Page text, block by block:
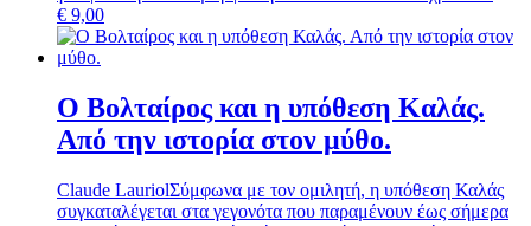
€ 9,00
Ο Βολταίρος και η υπόθεση Καλάς.
Από την ιστορία στον μύθο.
Claude LauriolΣύμφωνα με τον ομιλητή, η υπόθεση Καλάς
συγκαταλέγεται στα γεγονότα που παραμένουν έως σήμερα